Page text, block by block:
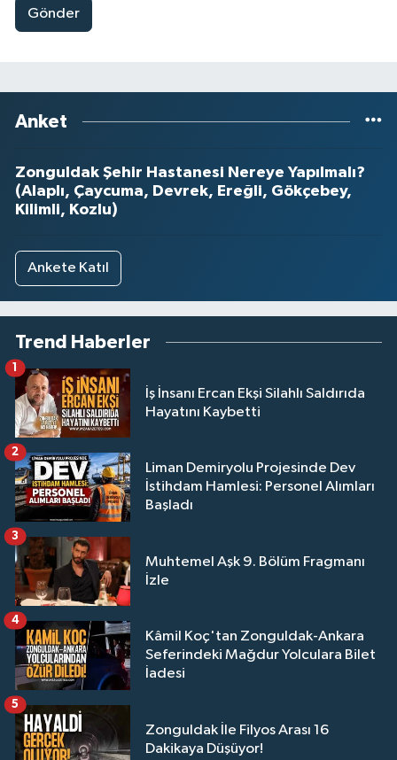
Gönder
Anket
Zonguldak Şehir Hastanesi Nereye Yapılmalı?
(Alaplı, Çaycuma, Devrek, Ereğli, Gökçebey,
Kilimli, Kozlu)
Ankete Katıl
Trend Haberler
İş İnsanı Ercan Ekşi Silahlı Saldırıda
Hayatını Kaybetti
1
Liman Demiryolu Projesinde Dev
İstihdam Hamlesi: Personel Alımları
Başladı
2
Muhtemel Aşk 9. Bölüm Fragmanı
İzle
3
Kâmil Koç'tan Zonguldak-Ankara
Seferindeki Mağdur Yolculara Bilet
İadesi
4
Zonguldak İle Filyos Arası 16
Dakikaya Düşüyor!
5